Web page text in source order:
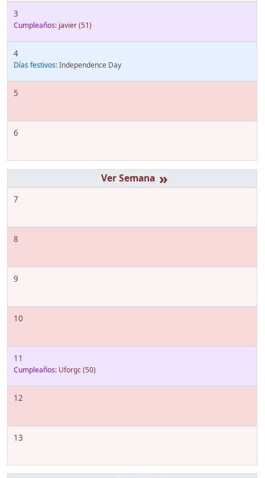
3
Cumpleaños: javier(51)
4
Días festivos:Independence Day
5
6
»
7
8
9
10
11
Cumpleaños: Uforgc(50)
12
13